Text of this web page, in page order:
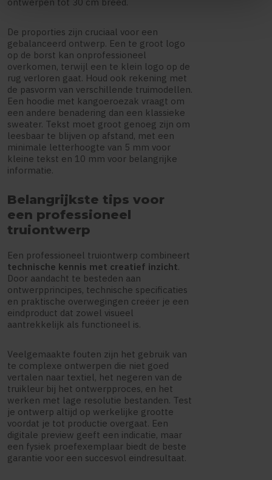
ontwerpen tot 30 cm breed.
De proporties zijn cruciaal voor een
gebalanceerd ontwerp. Een te groot logo
op de borst kan onprofessioneel
overkomen, terwijl een te klein logo op de
rug verloren gaat. Houd ook rekening met
de pasvorm van verschillende truimodellen.
Een hoodie met kangoeroezak vraagt om
een andere benadering dan een klassieke
sweater. Tekst moet groot genoeg zijn om
leesbaar te blijven op afstand, met een
minimale letterhoogte van 5 mm voor
kleine tekst en 10 mm voor belangrijke
informatie.
Belangrijkste tips voor
een professioneel
truiontwerp
Een professioneel truiontwerp combineert
technische kennis met creatief inzicht.
Door aandacht te besteden aan
ontwerpprincipes, technische specificaties
en praktische overwegingen creëer je een
eindproduct dat zowel visueel
aantrekkelijk als functioneel is.
Veelgemaakte fouten zijn het gebruik van
te complexe ontwerpen die niet goed
vertalen naar textiel, het negeren van de
truikleur bij het ontwerpproces, en het
werken met lage resolutie bestanden. Test
je ontwerp altijd op werkelijke grootte
voordat je tot productie overgaat. Een
digitale preview geeft een indicatie, maar
een fysiek proefexemplaar biedt de beste
garantie voor een succesvol eindresultaat.